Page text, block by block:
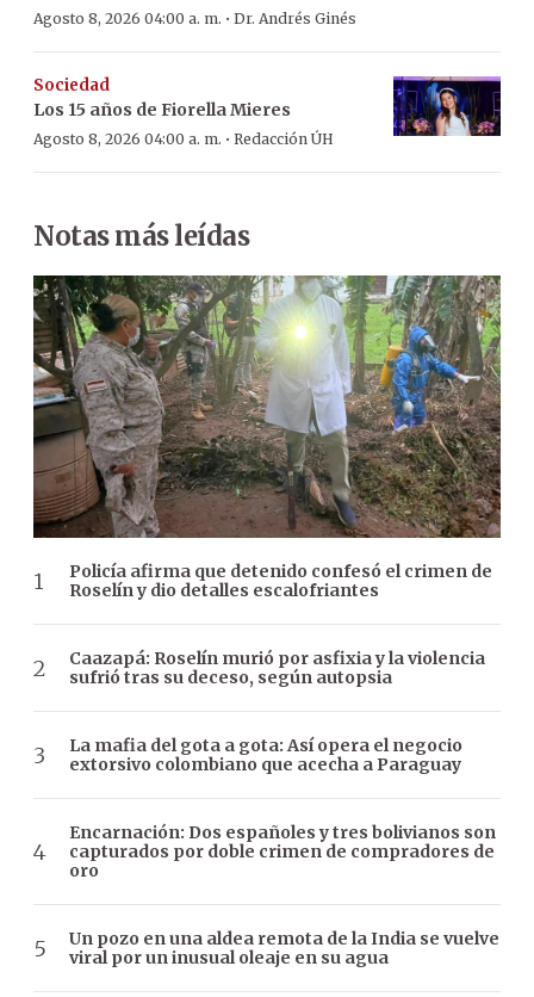
Agosto 8, 2026 04:00 a. m. · Dr. Andrés Ginés
Sociedad
Los 15 años de Fiorella Mieres
Agosto 8, 2026 04:00 a. m. · Redacción ÚH
Notas más leídas
Policía afirma que detenido confesó el crimen de
Roselín y dio detalles escalofriantes
Caazapá: Roselín murió por asfixia y la violencia
sufrió tras su deceso, según autopsia
La mafia del gota a gota: Así opera el negocio
extorsivo colombiano que acecha a Paraguay
Encarnación: Dos españoles y tres bolivianos son
capturados por doble crimen de compradores de
oro
Un pozo en una aldea remota de la India se vuelve
viral por un inusual oleaje en su agua